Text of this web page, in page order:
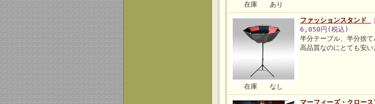
在庫 あり
在庫 なし
ファッションスタンド
6,050円(税込)
半分テーブル、半分捨て
高品質なのにとても安い
マーフィーズ・クロー